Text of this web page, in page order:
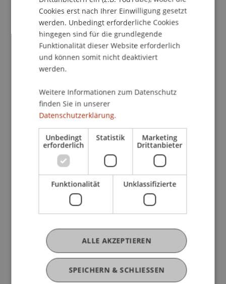
als Leiter Private Banking
Nach der Vorstellung des Studiengangs durch Dr.
Othar Kordsachia, Assistenzprofessor und Prof.
Dr. Marco Menichetti, Liechtenstein Business
School, Universität Liechtenstein, sind Sie herzlich
zur individuellen Fragerunde mit den
Studiengangsleitern eingeladen.
Der Zertifikatsstudiengang Sustainable Finance
zeichnet sich durch folgende USPs aus:
Praxisnahe und anwendungsorientiert mit
ausgewählten ExpertInnen im Bereich
Sustainable Finance.
Je Modul 1 Tag flexibles Selbststudium und 2
Tage (Freitag/Samstag) in Präsenz.
Kaminabende zum direkten Austausch mit
führenden ExpertInnen.
Angepasst an aktuelle Entwicklungen in
Sustainable Finance, Reporting und
Regulierung.
Ausgestaltung des Curriculums gemäss den
Cookies erst nach Ihrer Einwilligung gesetzt
werden. Unbedingt erforderliche Cookies
hingegen sind für die grundlegende
Funktionalität dieser Website erforderlich
und können somit nicht deaktiviert
werden.
Weitere Informationen zum Datenschutz
finden Sie in unserer
Datenschutzerklärung.
Unbedingt
erforderlich
Statistik Marketing
Drittanbieter
Funktionalität Unklassifizierte
SPEICHERN & SCHLIESSEN
ALLE AKZEPTIEREN